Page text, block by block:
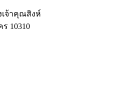
เจ้าคุณสิงห์
ร 10310